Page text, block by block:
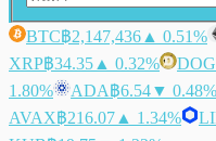
BTC฿2,147,436 ▲ 0.51%
XRP฿34.35 ▲ 0.32%
1.80%
ADA฿6.54▼ 0.48%
AVAX฿216.07 ▲ 1.34%